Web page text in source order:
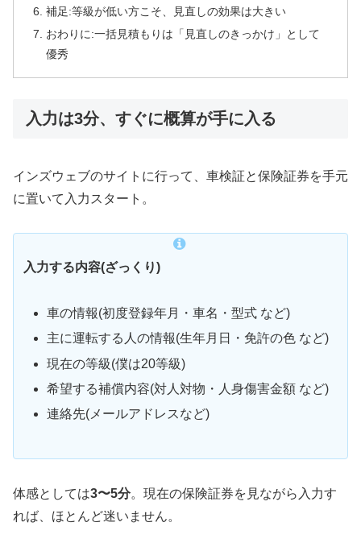
補足:等級が低い方こそ、見直しの効果は大きい
おわりに:一括見積もりは「見直しのきっかけ」として
優秀
入力は3分、すぐに概算が手に入る
インズウェブのサイトに行って、車検証と保険証券を手元
に置いて入力スタート。
入力する内容(ざっくり)
車の情報(初度登録年月・車名・型式 など)
主に運転する人の情報(生年月日・免許の色 など)
現在の等級(僕は20等級)
希望する補償内容(対人対物・人身傷害金額 など)
連絡先(メールアドレスなど)
体感としては3〜5分。現在の保険証券を見ながら入力す
れば、ほとんど迷いません。